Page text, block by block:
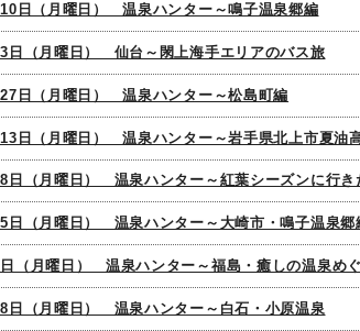
日（月曜日） 温泉ハンター～鳴子温泉郷編
日（月曜日） 仙台～閖上海手エリアのバス旅
日（月曜日） 温泉ハンター～松島町編
日（月曜日） 温泉ハンター～岩手県北上市夏油
日（月曜日） 温泉ハンター～紅葉シーズンに行き
日（月曜日） 温泉ハンター～大崎市・鳴子温泉郷
（月曜日） 温泉ハンター～福島・癒しの温泉め
日（月曜日） 温泉ハンター～白石・小原温泉